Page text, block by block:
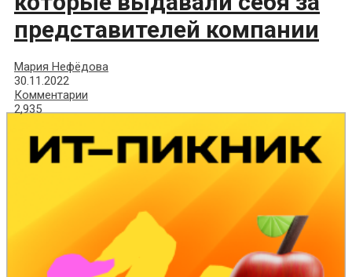
представителей компании
Мария Нефёдова
30.11.2022
Комментарии
2,935